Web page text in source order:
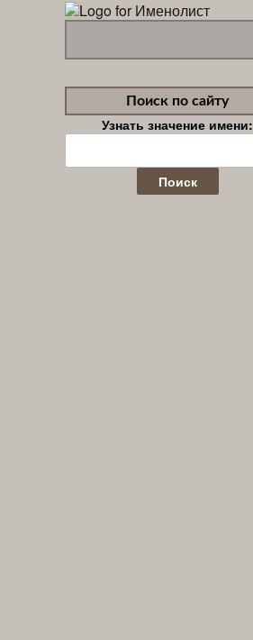
Поиск по сайту
Узнать значение имени:
Найти: